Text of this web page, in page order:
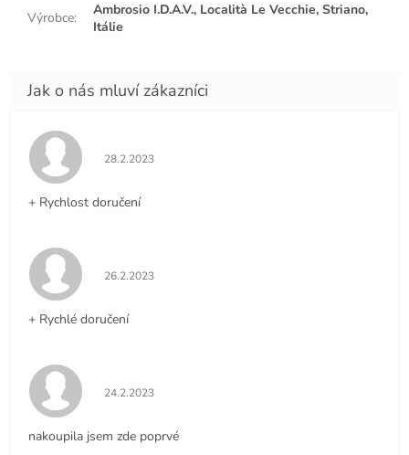
Výrobce:
Ambrosio I.D.A.V., Località Le Vecchie, Striano,
Itálie
Hodnocení obchodu je 5 z 5 hvězdiček.
28.2.2023
+ Rychlost doručení
Hodnocení obchodu je 5 z 5 hvězdiček.
26.2.2023
+ Rychlé doručení
Hodnocení obchodu je 5 z 5 hvězdiček.
24.2.2023
nakoupila jsem zde poprvé